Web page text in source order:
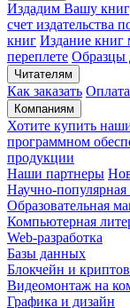
Издадим Вашу
счет издательства
книг Издание
переплете Образцы
Читателям
Как заказать Оплата
Компаниям
Хотите купить
программном
продукции
Наши партнеры
Научно-популярная
Образовательная
Компьютерная
Web-разработка
Базы данных
Блокчейн и
Видеомонтаж на
Графика и дизайн